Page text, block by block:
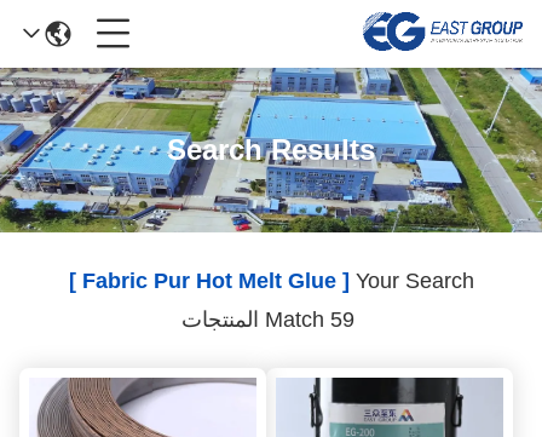
Search Results
Your Search
[ Fabric Pur Hot Melt Glue ]